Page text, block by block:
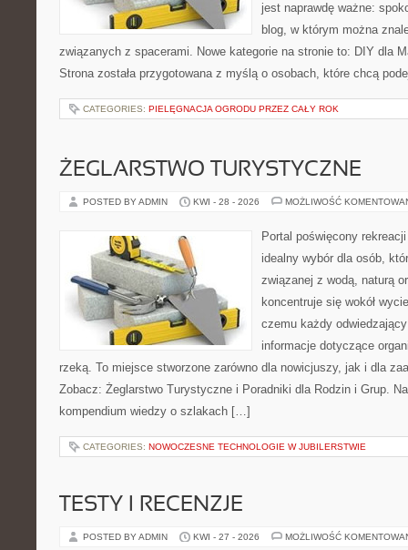
jest naprawdę ważne:
blog, w którym można
związanych z spacerami. Nowe kategorie na stronie to: DIY dla
Strona została przygotowana z myślą o osobach, które chcą
CATEGORIES: PIELĘGNACJA OGRODU PRZEZ CAŁY ROK
ŻEGLARSTWO TURYSTYCZNE
POSTED BY ADMIN KWI - 28 - 2026 MOŻLIWOŚĆ
Portal poświęcony
idealny wybór dla osób,
związanej z wodą, naturą
koncentruje się wokół
czemu każdy
informacje dotyczące
rzeką. To miejsce stworzone zarówno dla nowicjuszy, jak i dla
Zobacz: Żeglarstwo Turystyczne i Poradniki dla Rodzin i Grup.
kompendium wiedzy o szlakach […]
CATEGORIES: NOWOCZESNE TECHNOLOGIE W JUBILERSTWIE
TESTY I RECENZJE
POSTED BY ADMIN KWI - 27 - 2026 MOŻLIWOŚĆ